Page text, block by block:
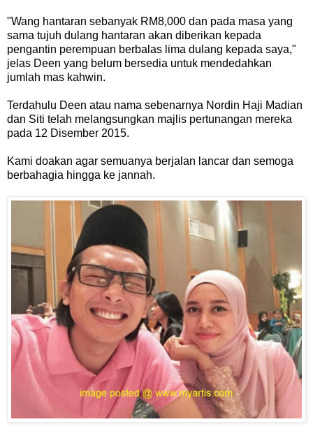
"Wang hantaran sebanyak RM8,000 dan pada masa yang
sama tujuh dulang hantaran akan diberikan kepada
pengantin perempuan berbalas lima dulang kepada saya,"
jelas Deen yang belum bersedia untuk mendedahkan
jumlah mas kahwin.
Terdahulu Deen atau nama sebenarnya Nordin Haji Madian
dan Siti telah melangsungkan majlis pertunangan mereka
pada 12 Disember 2015.
Kami doakan agar semuanya berjalan lancar dan semoga
berbahagia hingga ke jannah.